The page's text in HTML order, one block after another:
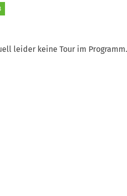
leider keine Tour im Programm.